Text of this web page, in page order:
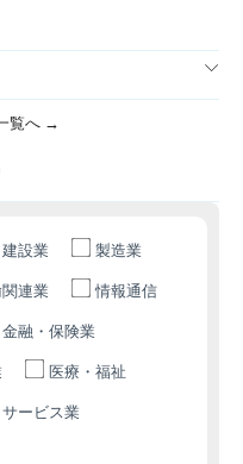
覧へ →
建設業 製造業
連業 情報通信
金融・保険業
医療・福祉
サービス業